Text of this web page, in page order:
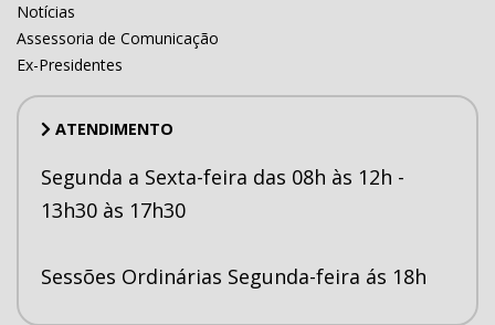
Notícias
Assessoria de Comunicação
Ex-Presidentes
ATENDIMENTO
Segunda a Sexta-feira das 08h às 12h -
13h30 às 17h30
Sessões Ordinárias Segunda-feira ás 18h